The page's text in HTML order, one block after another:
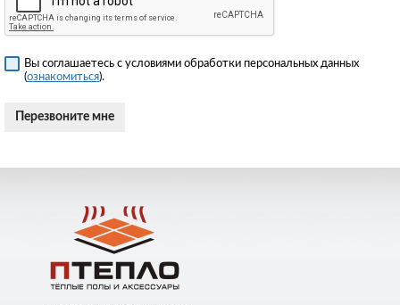
Вы соглашаетесь с условиями обработки персональных данных
(ознакомиться).